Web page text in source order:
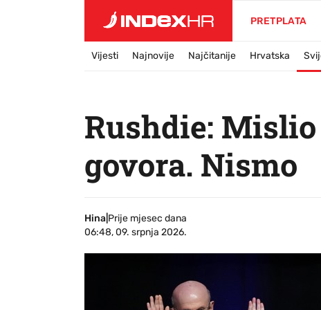
PRETPLATA
Vijesti Najnovije Najčitanije Hrvatska
Rushdie:
govora. Nismo
Hina
Prije mjesec dana
06:48, 09. srpnja 2026.